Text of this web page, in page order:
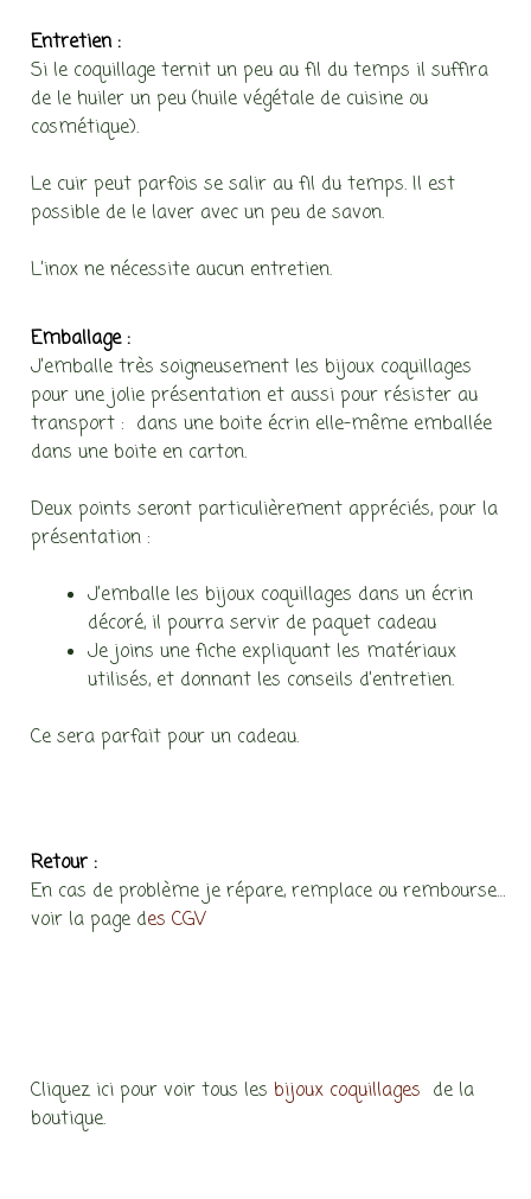
Entretien :
Si le coquillage ternit un peu au fil du temps il suffira
de le huiler un peu (huile végétale de cuisine ou
cosmétique).
Le cuir peut parfois se salir au fil du temps. Il est
possible de le laver avec un peu de savon.
L’inox ne nécessite aucun entretien.
Emballage :
J’emballe très soigneusement les bijoux coquillages
pour une jolie présentation et aussi pour résister au
transport : dans une boite écrin elle-même emballée
dans une boite en carton.
Deux points seront particulièrement appréciés, pour la
présentation :
J’emballe les bijoux coquillages dans un écrin
décoré, il pourra servir de paquet cadeau
Je joins une fiche expliquant les matériaux
utilisés, et donnant les conseils d’entretien.
Ce sera parfait pour un cadeau.
Retour :
En cas de problème je répare, remplace ou rembourse…
voir la page des CGV
Cliquez ici pour voir tous les bijoux coquillages de la
boutique.